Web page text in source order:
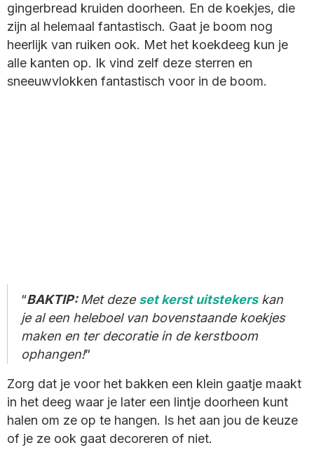
gingerbread kruiden doorheen. En de koekjes, die
zijn al helemaal fantastisch. Gaat je boom nog
heerlijk van ruiken ook. Met het koekdeeg kun je
alle kanten op. Ik vind zelf deze sterren en
sneeuwvlokken fantastisch voor in de boom.
BAKTIP: Met deze set kerst uitstekerskan
je al een heleboel van bovenstaande koekjes
maken en ter decoratie in de kerstboom
ophangen!
Zorg dat je voor het bakken een klein gaatje maakt
in het deeg waar je later een lintje doorheen kunt
halen om ze op te hangen. Is het aan jou de keuze
of je ze ook gaat decoreren of niet.